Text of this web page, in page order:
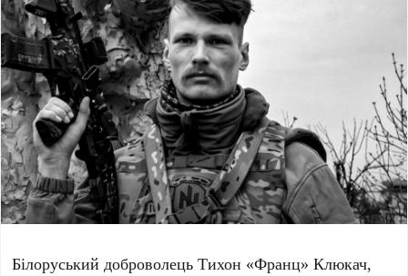
Білоруський доброволецьТихон «Франц» Клюкач,